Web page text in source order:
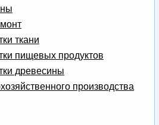
ткани
пищевых продуктов
древесины
производства